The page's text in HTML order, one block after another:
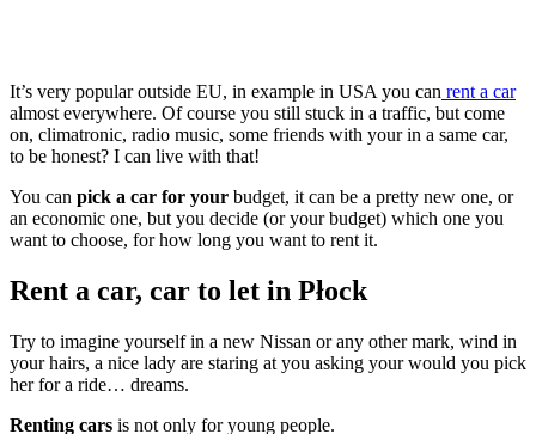
It’s very popular outside EU, in example in USA you can rent a car
almost everywhere. Of course you still stuck in a traffic, but come
on, climatronic, radio music, some friends with your in a same car,
to be honest? I can live with that!
You can pick a car for your budget, it can be a pretty new one, or
an economic one, but you decide (or your budget) which one you
want to choose, for how long you want to rent it.
Rent a car, car to let in Płock
Try to imagine yourself in a new Nissan or any other mark, wind in
your hairs, a nice lady are staring at you asking your would you pick
her for a ride… dreams.
Renting cars is not only for young people.